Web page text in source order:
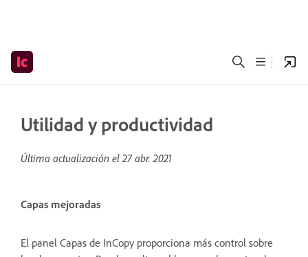
Utilidad y productividad
Última actualización el27 abr. 2021
Capas mejoradas
El panel Capas de InCopy proporciona más control sobre